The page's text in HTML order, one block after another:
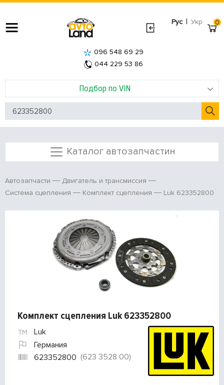
Рус | Укр
Подбор по VIN
096 548 69 29
044 229 53 86
0
Каталог автозапчастин
Автозапчасти
Двигатель и трансмиссия
Система сцепления
Комплект сцепления Luk 623352800
Комплект сцепления Luk 623352800
Luk
Германия
623352800 (623 3528 00)